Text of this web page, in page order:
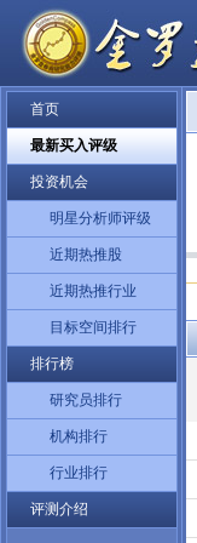
首页
最新买入评级
投资机会
明星分析师评级
近期热推股
近期热推行业
目标空间排行
排行榜
研究员排行
机构排行
行业排行
评测介绍